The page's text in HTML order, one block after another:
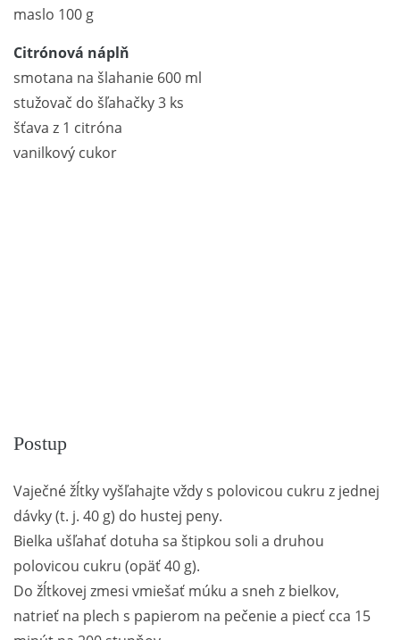
maslo 100 g
Citrónová náplň
smotana na šlahanie 600 ml
stužovač do šľahačky 3 ks
šťava z 1 citróna
vanilkový cukor
Postup
Vaječné žĺtky vyšľahajte vždy s polovicou cukru z jednej
dávky (t. j. 40 g) do hustej peny.
Bielka ušľahať dotuha sa štipkou soli a druhou
polovicou cukru (opäť 40 g).
Do žĺtkovej zmesi vmiešať múku a sneh z bielkov,
natrieť na plech s papierom na pečenie a piecť cca 15